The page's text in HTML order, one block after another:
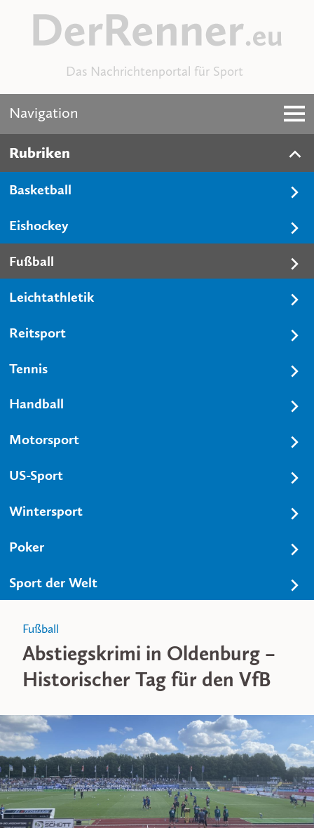
Das Nachrichtenportal für Sport
Navigation
Rubriken
Basketball
Eishockey
Fußball
Leichtathletik
Reitsport
Tennis
Handball
Motorsport
US-Sport
Wintersport
Poker
Sport der Welt
Fußball
Abstiegskrimi in Oldenburg –
Historischer Tag für den VfB